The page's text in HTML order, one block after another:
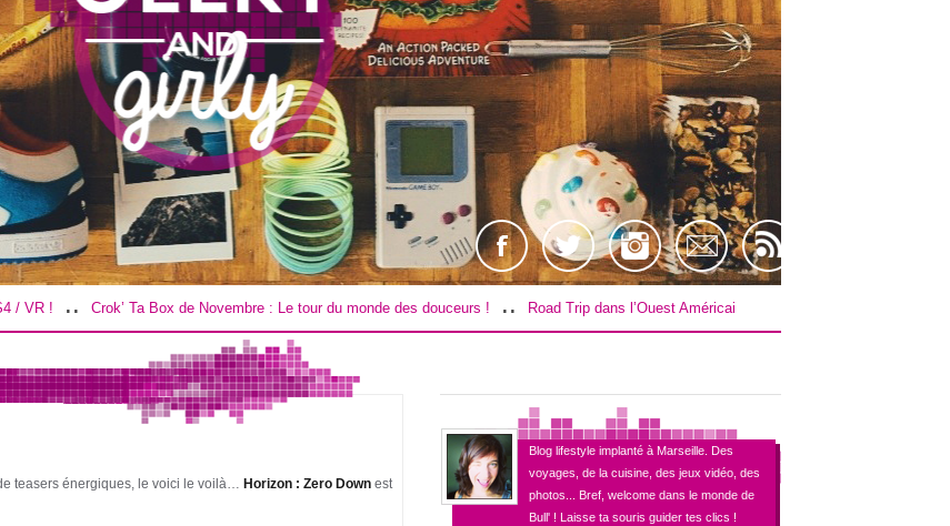
de Novembre : Le tour du monde des douceurs ! .. Road Trip dans l’Ouest Américain : Le budget ! .. [TEST] Farpoint sur PS4 / VR !
teasers énergiques, le voici le voilà… Horizon : Zero Down est
Blog lifestyle implanté à Marseille. Des
voyages, de la cuisine, des jeux vidéo, des
photos... Bref, welcome dans le monde de
Bull' ! Laisse ta souris guider tes clics !